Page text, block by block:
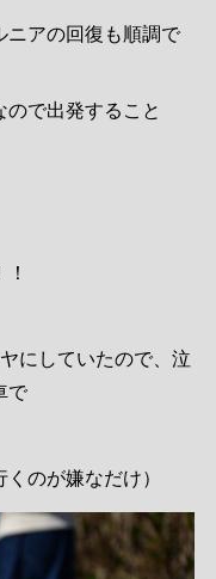
ニアの回復も順調で
で出発すること
にしていたので、泣
で
のが嫌なだけ）